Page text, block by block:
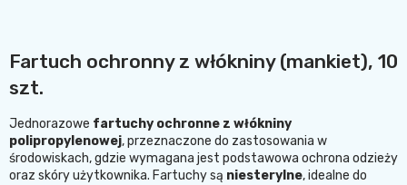
Fartuch ochronny z włókniny (mankiet), 10
szt.
Jednorazowe fartuchy ochronne z włókniny
polipropylenowej, przeznaczone do zastosowania w
środowiskach, gdzie wymagana jest podstawowa ochrona odzieży
oraz skóry użytkownika. Fartuchy są niesterylne, idealne do